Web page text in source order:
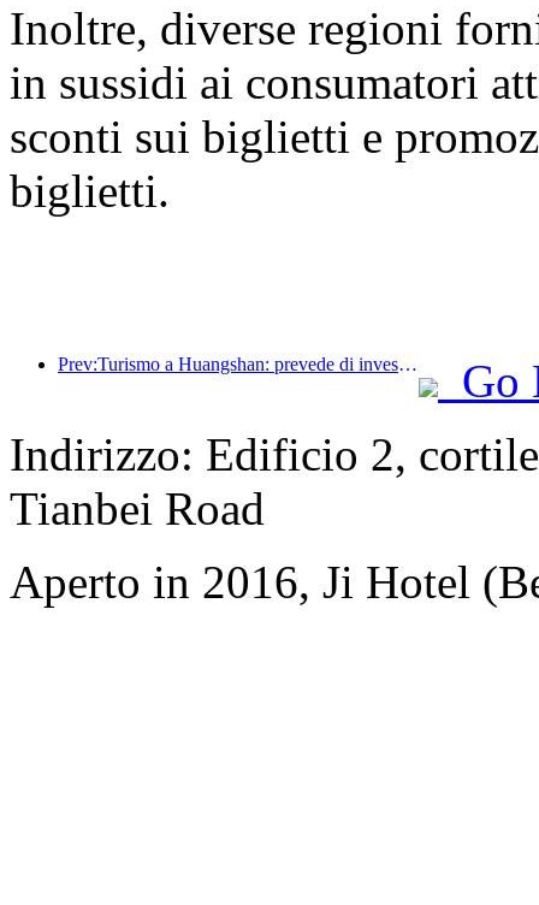
Inoltre, diverse regioni
in sussidi ai consumatori
sconti sui biglietti e
biglietti.
Prev:Turismo a Huangshan: prevede di investire 530 milioni di yuan nella ristrutturazione degli hotel
Go
Indirizzo: Edificio 2,
Tianbei Road
Aperto in 2016, Ji Hotel